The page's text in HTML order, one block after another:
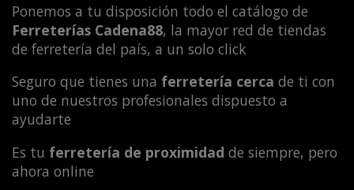
Ponemos a tu disposición todo el catálogo de
Ferreterías Cadena88, la mayor red de tiendas
de ferretería del país, a un solo click
Seguro que tienes una ferretería cerca de ti con
uno de nuestros profesionales dispuesto a
ayudarte
Es tu ferretería de proximidad de siempre, pero
ahora online